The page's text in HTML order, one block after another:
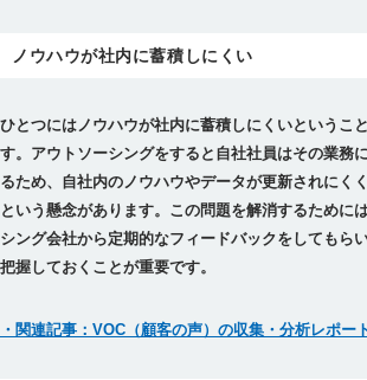
ノウハウが社内に蓄積しにくい
ひとつにはノウハウが社内に蓄積しにくいというこ
す。アウトソーシングをすると自社社員はその業務
るため、自社内のノウハウやデータが更新されにく
という懸念があります。この問題を解消するために
シング会社から定期的なフィードバックをしてもら
把握しておくことが重要です。
・関連記事：VOC（顧客の声）の収集・分析レポー